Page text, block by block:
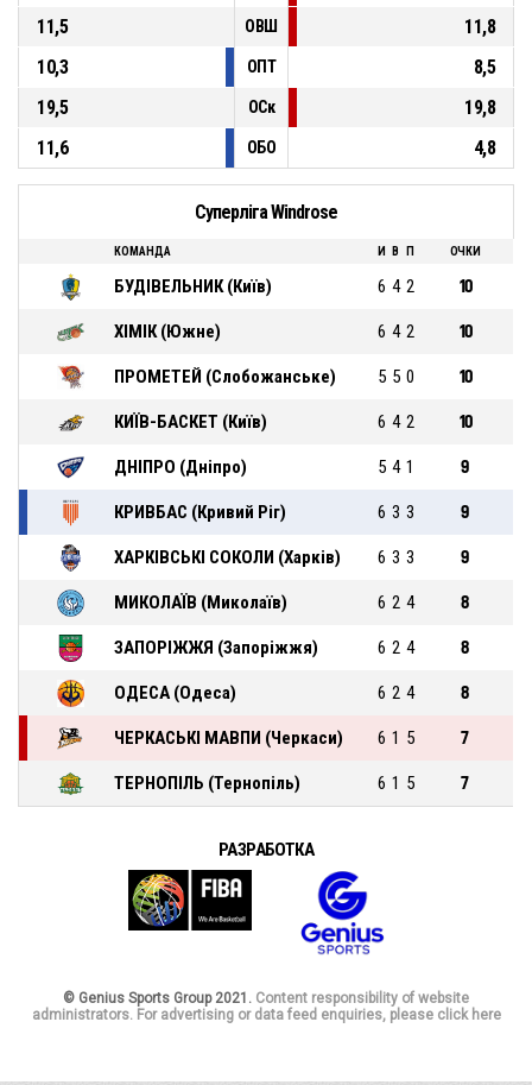
11,5
ОВШ
11,8
10,3
ОПТ
8,5
19,5
ОСк
19,8
11,6
ОБО 4,8
Суперліга Windrose
КОМАНДА И В П ОЧКИ
БУДІВЕЛЬНИК (Київ) 6 4 2 10
ХІМІК (Южне) 6 4 2 10
ПРОМЕТЕЙ (Cлобожанське) 5 5 0 10
КИЇВ-БАСКЕТ (Київ) 6 4 2 10
ДНІПРО (Дніпрo) 5 4 1 9
КРИВБАС (Кривий Ріг) 6 3 3 9
ХАРКІВСЬКІ СОКОЛИ (Харків) 6 3 3 9
МИКОЛАЇВ (Миколаїв) 6 2 4 8
ЗАПОРІЖЖЯ (Запоріжжя) 6 2 4 8
ОДЕСА (Одеса) 6 2 4 8
ЧЕРКАСЬКІ МАВПИ (Черкаси) 6 1 5 7
ТЕРНОПІЛЬ (Тернопіль) 6 1 5 7
РАЗРАБОТКА
© Genius Sports Group 2021. Content responsibility of website
administrators. For advertising or data feed enquiries, please click here